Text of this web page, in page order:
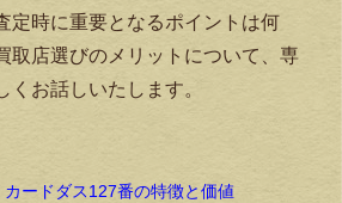
定時に重要となるポイントは何
取店選びのメリットについて、専
くお話しいたします。
ードダス127番の特徴と価値